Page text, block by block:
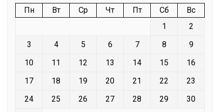
Пн Вт Ср Чт Пт Сб
Вс
1
2
3
4 5 6 7 8
9
10
11 12 13 14 15
16
17
18 19 20 21 22
23
24
25 26 27 28 29 30